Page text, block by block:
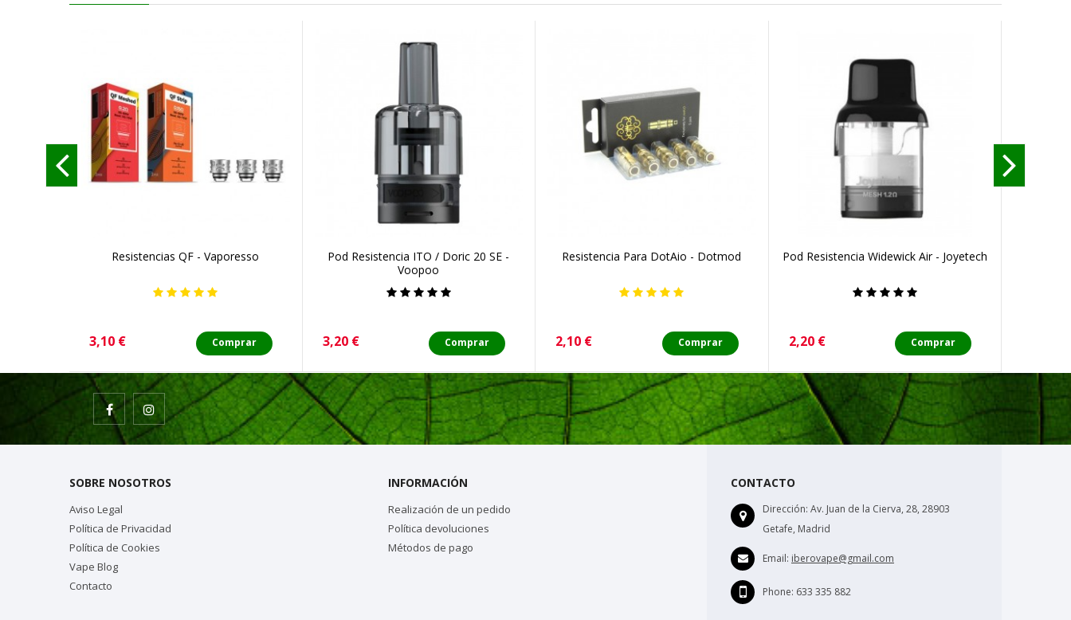
Resistencias QF - Vaporesso
Precio
3,10 € Comprar
Pod Resistencia ITO / Doric 20 SE -
Voopoo
Precio
3,20 € Comprar
Resistencia Para DotAio - Dotmod
Precio
2,10 € Comprar
Pod Resistencia Widewick Air - Joyetech
Precio
2,20 € Comprar
SOBRE NOSOTROS
Aviso Legal
Política de Privacidad
Política de Cookies
Vape Blog
Contacto
INFORMACIÓN
Realización de un pedido
Política devoluciones
Métodos de pago
CONTACTO
Dirección: Av. Juan de la Cierva, 28, 28903
Getafe, Madrid
Email: iberovape@gmail.com
Phone: 633 335 882